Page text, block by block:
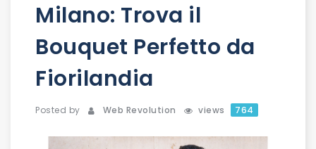
Milano: Trova il
Bouquet Perfetto da
Fiorilandia
Posted by Web Revolution views 764